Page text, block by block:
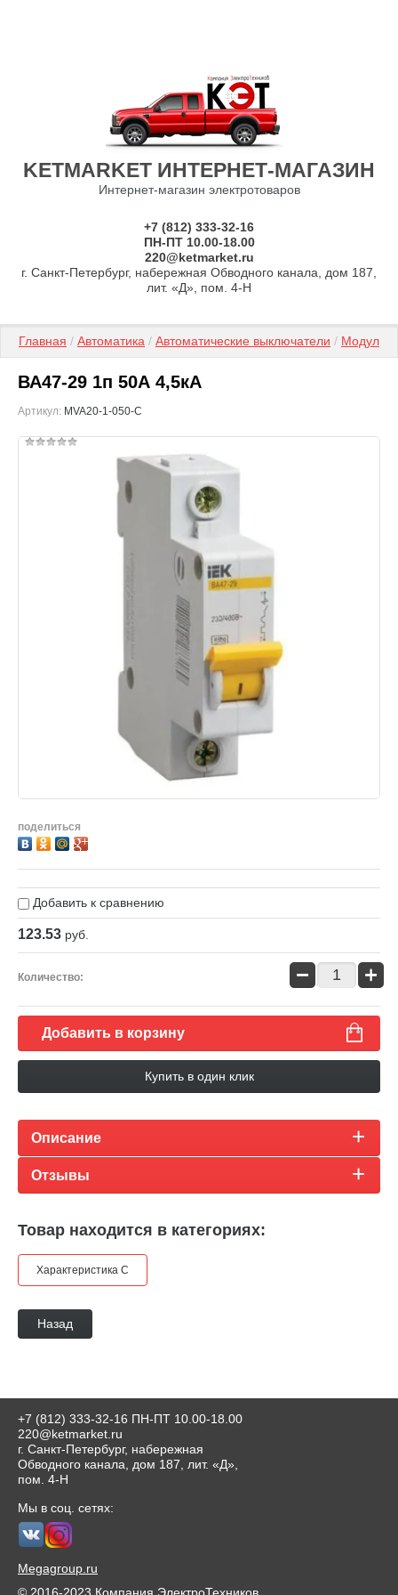
KETMARKET ИНТЕРНЕТ-МАГАЗИН
Интернет-магазин электротоваров
+7 (812) 333-32-16
ПН-ПТ 10.00-18.00
220@ketmarket.ru
г. Санкт-Петербург, набережная Обводного канала, дом 187,
лит. «Д», пом. 4-Н
Главная / Автоматика / Автоматические выключатели /
ВА47-29 1п 50А 4,5кА
Артикул: MVA20-1-050-C
поделиться
Добавить к сравнению
123.53 руб.
Количество: − +
Добавить в корзину
Купить в один клик
Описание
Отзывы
Товар находится в категориях:
Характеристика С
Назад
+7 (812) 333-32-16 ПН-ПТ 10.00-18.00
220@ketmarket.ru
г. Санкт-Петербург, набережная
Обводного канала, дом 187, лит. «Д»,
пом. 4-Н
Мы в соц. сетях:
Megagroup.ru